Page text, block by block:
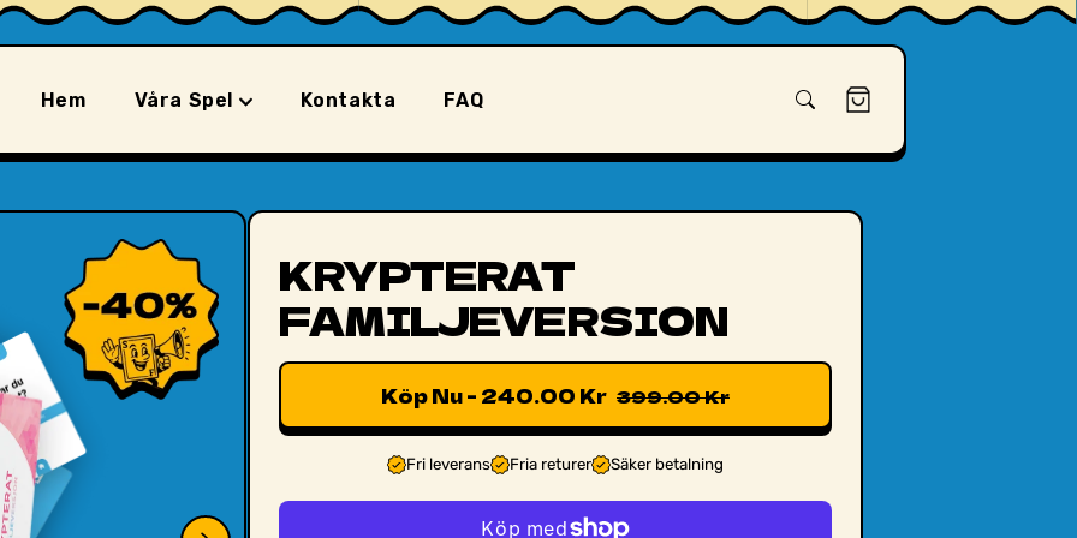
Hem Våra Spel Kontakta FAQ Varukorg
KRYPTERAT
FAMILJEVERSION
Köp Nu - 240.00 Kr 399.00 Kr
Fri leverans Fria returer Säker betalning